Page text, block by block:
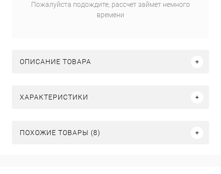
Пожалуйста подождите, рассчет займет немного
времени
ОПИСАНИЕ ТОВАРА
ХАРАКТЕРИСТИКИ
ПОХОЖИЕ ТОВАРЫ (8)